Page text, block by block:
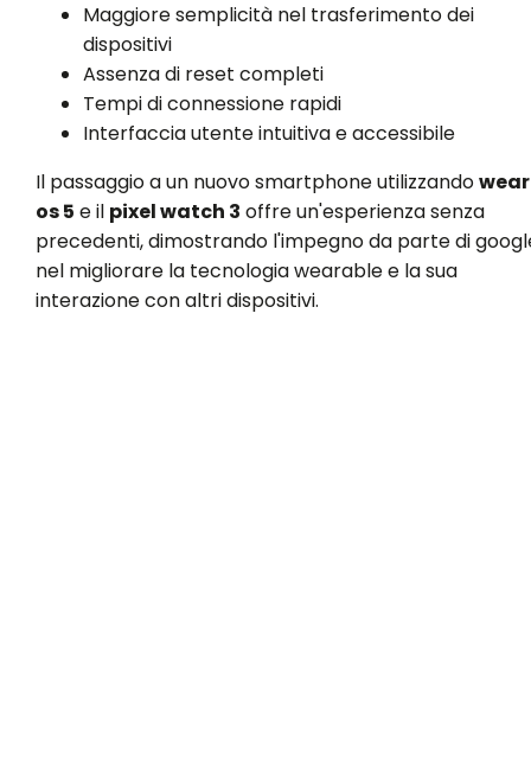
Maggiore semplicità nel trasferimento dei
dispositivi
Assenza di reset completi
Tempi di connessione rapidi
Interfaccia utente intuitiva e accessibile
Il passaggio a un nuovo smartphone utilizzandowear
os 5 e il pixel watch 3 offre un'esperienza senza
precedenti, dimostrando l'impegno da parte di
nel migliorare la tecnologia wearable e la sua
interazione con altri dispositivi.